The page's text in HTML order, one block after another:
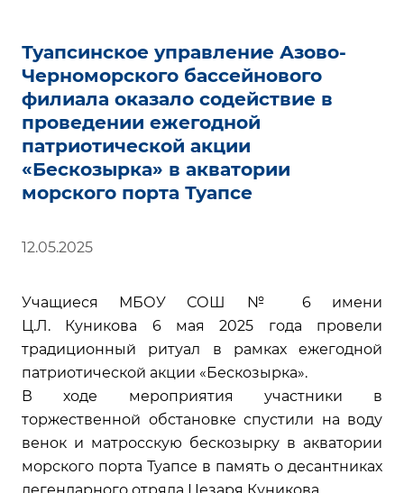
Туапсинское управление Азово-
Черноморского бассейнового
филиала оказало содействие в
проведении ежегодной
патриотической акции
«Бескозырка» в акватории
морского порта Туапсе
12.05.2025
Учащиеся МБОУ СОШ № 6 имени
Ц.Л. Куникова 6 мая 2025 года провели
традиционный ритуал в рамках ежегодной
патриотической акции «Бескозырка».
В ходе мероприятия участники в
торжественной обстановке спустили на воду
венок и матросскую бескозырку в акватории
морского порта Туапсе в память о десантниках